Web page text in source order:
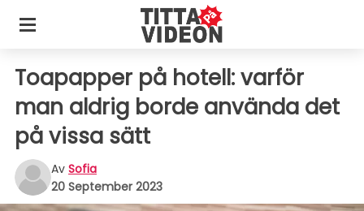
Toapapper på hotell: varför
man aldrig borde använda det
på vissa sätt
Av Sofia
20 September 2023